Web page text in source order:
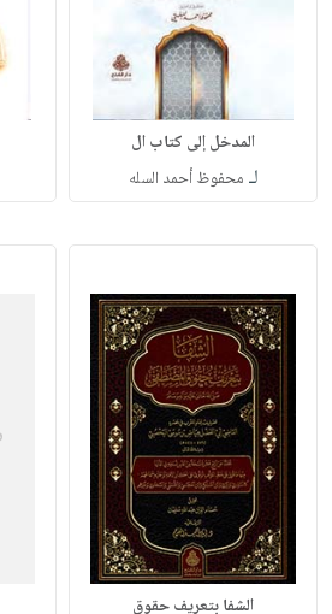
المدخل إلى كتاب ال
لـ محفوظ أحمد السله
الشفا بتعريف حقوق